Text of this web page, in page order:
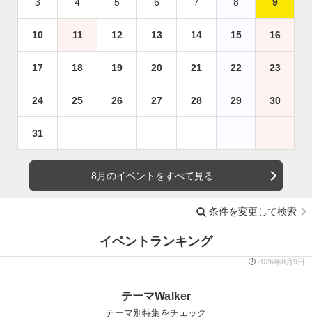
10 11 12 13 14 15 16
17 18 19 20 21 22 23
24 25 26 27 28 29 30
31
8月のイベントをすべて見る
条件を変更して検索
イベントランキング
2026年8月9日
テーマWalker
テーマ別特集をチェック